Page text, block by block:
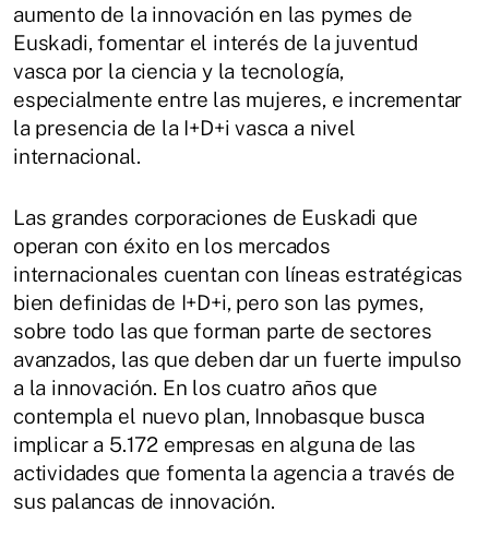
aumento de la innovación en las pymes de
Euskadi, fomentar el interés de la juventud
vasca por la ciencia y la tecnología,
especialmente entre las mujeres, e incrementar
la presencia de la I+D+i vasca a nivel
internacional.
Las grandes corporaciones de Euskadi que
operan con éxito en los mercados
internacionales cuentan con líneas estratégicas
bien definidas de I+D+i, pero son las pymes,
sobre todo las que forman parte de sectores
avanzados, las que deben dar un fuerte impulso
a la innovación. En los cuatro años que
contempla el nuevo plan, Innobasque busca
implicar a 5.172 empresas en alguna de las
actividades que fomenta la agencia a través de
sus palancas de innovación.